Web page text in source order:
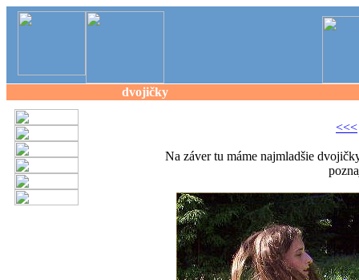
dvojičky
<<<
Na záver tu máme najmladšie